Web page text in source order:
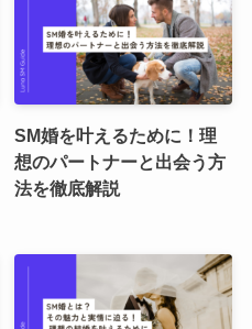
SM婚を叶えるために！理
想のパートナーと出会う方
法を徹底解説